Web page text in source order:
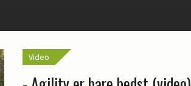
Video